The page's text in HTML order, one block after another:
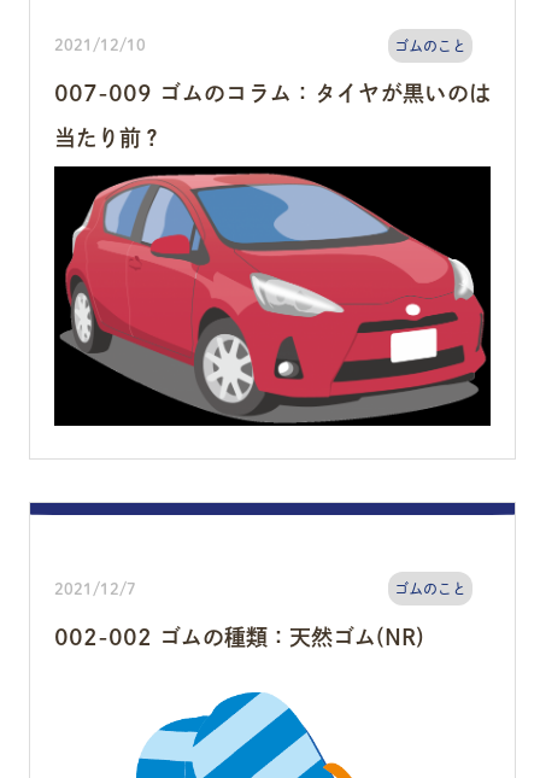
2021/12/10 ゴムのこと
007-009 ゴムのコラム：タイヤが黒いのは
当たり前？
2021/12/7 ゴムのこと
002-002 ゴムの種類：天然ゴム(NR)